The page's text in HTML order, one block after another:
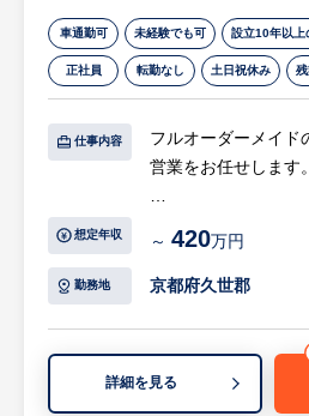
車通勤可 未経験でも可 設立10年以上
正社員 転勤なし 土日祝休み
仕事内容
フルオーダーメイド
営業をお任せします。
・紹介等に基づく顧
・顧客の業務特性か
想定年収 ～ 420万円
勤務地 京都府久世郡
詳細を見る